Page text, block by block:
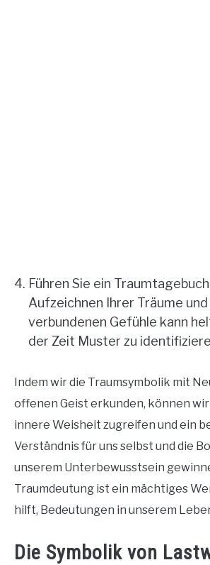
Führen Sie ein
Aufzeichnen Ihrer Träume
verbundenen Gefühle kann
der Zeit Muster zu
Indem wir die Traumsymbolik mit
offenen Geist erkunden, können
innere Weisheit zugreifen und ein
Verständnis für uns selbst und die
unserem Unterbewusstsein
Traumdeutung ist ein mächtiges
hilft, Bedeutungen in unserem
Die Symbolik von